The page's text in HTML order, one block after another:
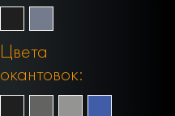
Цвета
окантовок: